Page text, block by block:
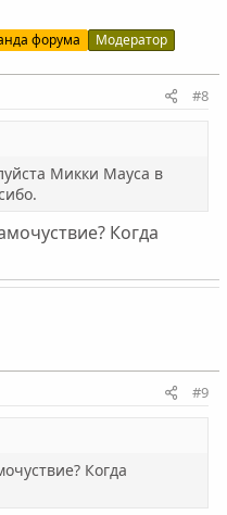
форума Модератор
#8
Микки Мауса в
Когда
#9
Когда